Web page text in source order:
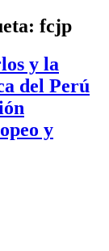
fcjp
y la
del Perú
y